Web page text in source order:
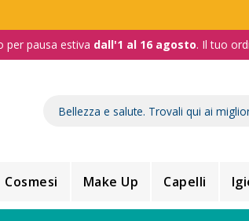
per pausa estiva dall'1 al 16 agosto. Il tuo
Cosmesi Make Up Capelli